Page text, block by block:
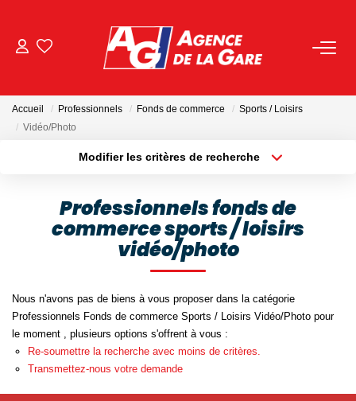
BIENS VENDUS
NOS AGENCES
Toutes Les Agences
Nous Rejoindre
Nos Témoignages
Accueil Professionnels Fonds de commerce
Sports / Loisirs
Vidéo/Photo
Modifier les critères de recherche
Surface min Budget max
Plus de critères Créer une alerte
Professionnels fonds de
commerce sports / loisirs
vidéo/photo
Nous n'avons pas de biens à vous proposer dans la catégorie
Professionnels Fonds de commerce Sports / Loisirs Vidéo/Photo pour
le moment , plusieurs options s'offrent à vous :
Re-soumettre la recherche avec moins de critères.
Transmettez-nous votre demande